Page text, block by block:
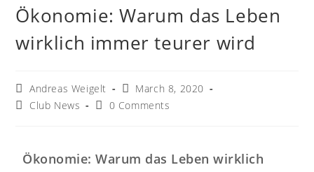
Ökonomie: Warum das Leben
wirklich immer teurer wird
Andreas Weigelt
March 8, 2020
Club News
0 Comments
Ökonomie: Warum das Leben wirklich